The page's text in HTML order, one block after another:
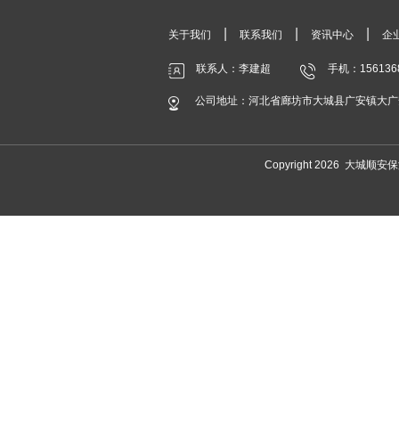
关于我们 联系我们 资讯中心 企
联系人：李建超 手机：
公司地址：河北省廊坊市大城县广安镇大
Copyright 2026 大城顺安